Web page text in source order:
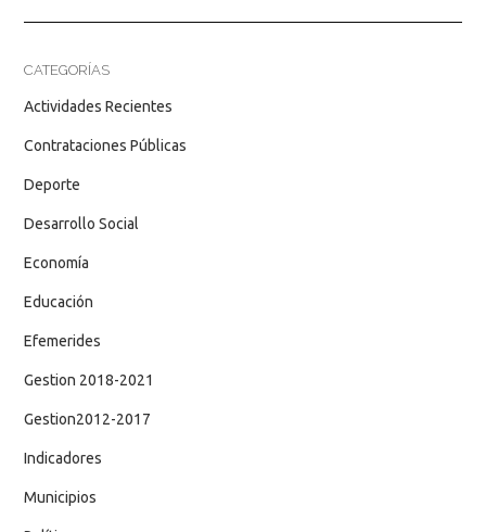
CATEGORÍAS
Actividades Recientes
Contrataciones Públicas
Deporte
Desarrollo Social
Economía
Educación
Efemerides
Gestion 2018-2021
Gestion2012-2017
Indicadores
Municipios